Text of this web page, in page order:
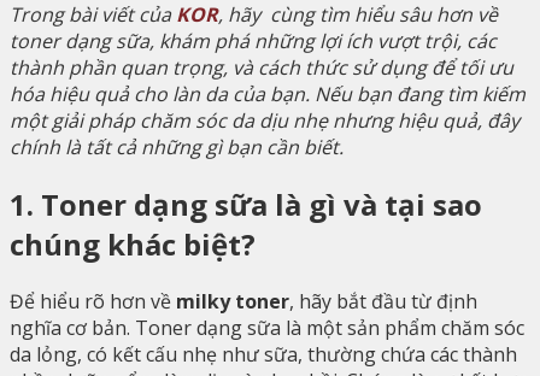
Trong bài viết của KOR, hãy cùng tìm hiểu sâu hơn về
toner dạng sữa, khám phá những lợi ích vượt trội, các
thành phần quan trọng, và cách thức sử dụng để tối ưu
hóa hiệu quả cho làn da của bạn. Nếu bạn đang tìm kiếm
một giải pháp chăm sóc da dịu nhẹ nhưng hiệu quả, đây
chính là tất cả những gì bạn cần biết.
1. Toner dạng sữa là gì và tại sao
chúng khác biệt?
Để hiểu rõ hơn về milky toner, hãy bắt đầu từ định
nghĩa cơ bản. Toner dạng sữa là một sản phẩm chăm sóc
da lỏng, có kết cấu nhẹ như sữa, thường chứa các thành